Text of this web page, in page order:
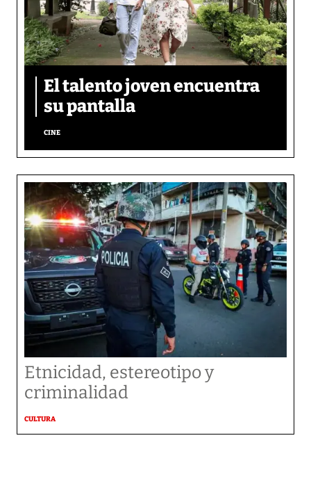
El talento joven encuentra
su pantalla​
CINE
Etnicidad, estereotipo y
criminalidad
CULTURA